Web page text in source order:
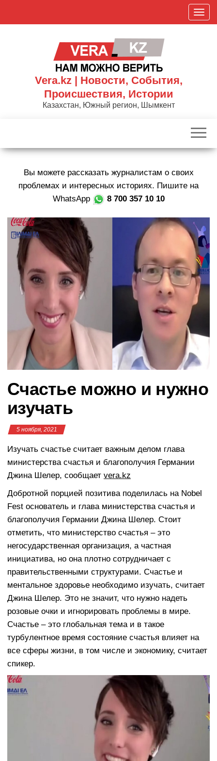
П
о
к
р
и
г
а
ц
и
ю
Vera.kz | Новости, События,
Происшествия, Истории
Казахстан, Южный регион, Шымкент
Вы можете рассказать журналистам о своих
проблемах и интересных историях. Пишите на
WhatsApp
8 700 357 10 10
Счастье можно и нужно
изучать
5 ноября, 2021
Изучать счастье считает важным делом глава
министерства счастья и благополучия Германии
Джина Шелер, сообщает vera.kz
Добротной порцией позитива поделилась на Nobel
Fest основатель и глава министерства счастья и
благополучия Германии Джина Шелер. Стоит
отметить, что министерство счастья – это
негосударственная организация, а частная
инициатива, но она плотно сотрудничает с
правительственными структурами. Счастье и
ментальное здоровье необходимо изучать, считает
Джина Шелер. Это не значит, что нужно надеть
розовые очки и игнорировать проблемы в мире.
Счастье – это глобальная тема и в такое
турбулентное время состояние счастья влияет на
все сферы жизни, в том числе и экономику, считает
спикер.